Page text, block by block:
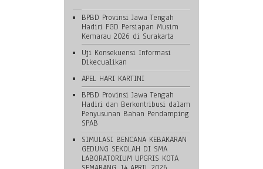
BPBD Provinsi Jawa Tengah
Hadiri FGD Persiapan Musim
Kemarau 2026 di Surakarta
Uji Konsekuensi Informasi
Dikecualikan
APEL HARI KARTINI
BPBD Provinsi Jawa Tengah
Hadiri dan Berkontribusi dalam
Penyusunan Bahan Pendamping
SPAB
SIMULASI BENCANA KEBAKARAN
GEDUNG SEKOLAH DI SMA
LABORATORIUM UPGRIS KOTA